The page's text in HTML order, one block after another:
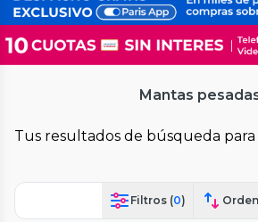
Mantas
Tus resultados de búsqueda para
Filtros (0)